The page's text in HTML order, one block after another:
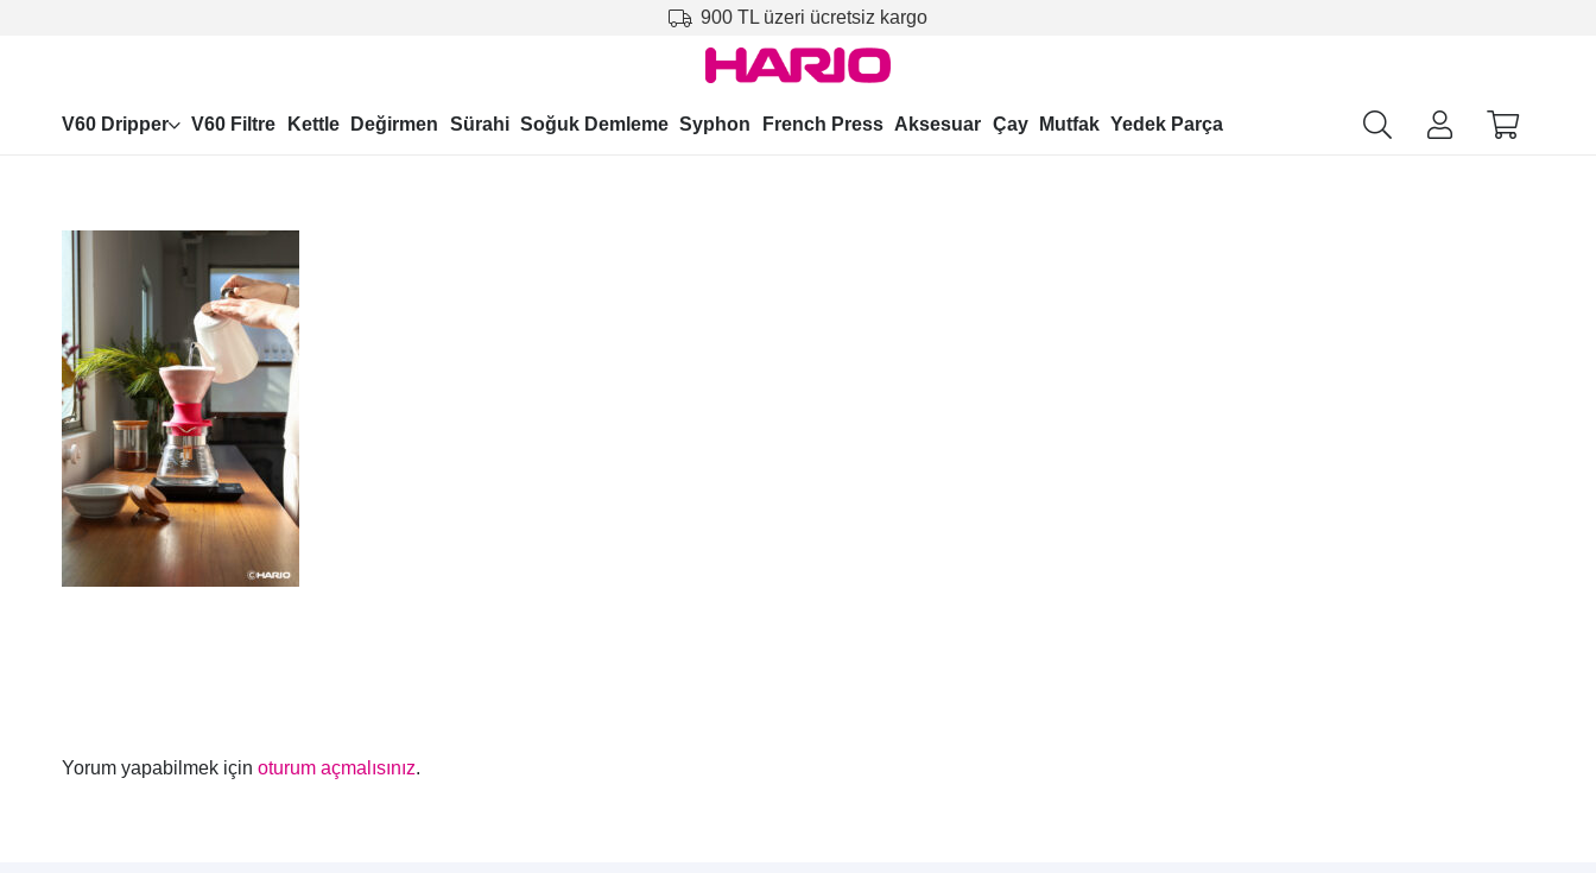
900 TL üzeri ücretsiz kargo
V60 Dripper V60 Filtre Kettle Değirmen Sürahi Soğuk Demleme Syphon French Press Aksesuar Çay Mutfak Yedek Parça
Yorum yapabilmek için oturum açmalısınız.